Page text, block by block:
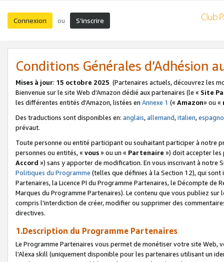
Connexion ou S’inscrire
Conditions Générales d’Adhésion
Mises à jour: 15 octobre 2025 (Partenaires actuels, découvrez les
Bienvenue sur le site Web d’Amazon dédié aux partenaires (le « Site
les différentes entités d’Amazon, listées en Annexe 1 (« Amazon» ou «
Des traductions sont disponibles en: anglais,allemand,italien,
prévaut.
Toute personne ou entité participant ou souhaitant participer à notre
personnes ou entités, « vous» ou un « Partenaire ») doit accepter les
Accord ») sans y apporter de modification. En vous inscrivant à notre
Politiques du Programme (telles que définies à la Section 12), qui
Partenaires, la Licence PI du Programme Partenaires, le Décompte de
Marques du Programme Partenaires). Le contenu que vous publiez
compris l'interdiction de créer, modifier ou supprimer des
directives.
1.Description du Programme Partenaires
Le Programme Partenaires vous permet de monétiser votre site Web,
l'Alexa skill (uniquement disponible pour les partenaires utilisant un